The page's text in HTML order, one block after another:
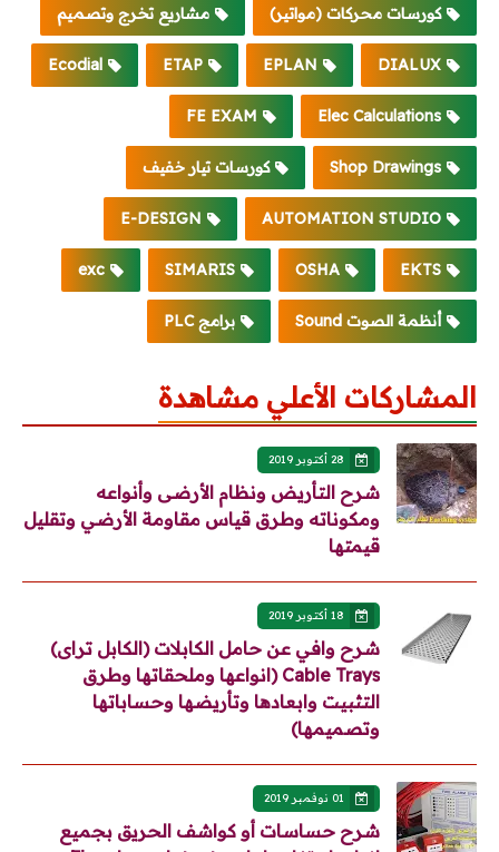
كورسات محركات (مواتير) مشاريع تخرج وتصميم
DIALUX
EPLAN
ETAP
Ecodial
Elec Calculations
FE EXAM
Shop Drawings كورسات تيار خفيف
AUTOMATION STUDIO
E-DESIGN
EKTS
OSHA
SIMARIS
exc
أنظمة الصوت Sound برامج PLC
المشاركات الأعلي مشاهدة
28 أكتوبر 2019
شرح التأريض ونظام الأرضى وأنواعه
ومكوناته وطرق قياس مقاومة الأرضي وتقليل
قيمتها
18 أكتوبر 2019
شرح وافي عن حامل الكابلات (الكابل تراى)
Cable Trays (انواعها وملحقاتها وطرق
التثبيت وابعادها وتأريضها وحساباتها
وتصميمها)
01 نوفمبر 2019
شرح حساسات أو كواشف الحريق بجميع